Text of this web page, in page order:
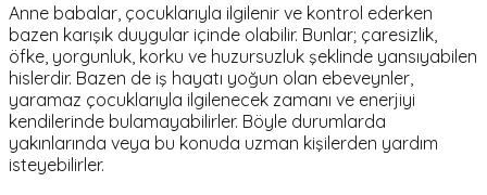
Anne babalar, çocuklarıyla ilgilenir ve kontrol ederken
bazen karışık duygular içinde olabilir. Bunlar; çaresizlik,
öfke, yorgunluk, korku ve huzursuzluk şeklinde yansıyabilen
hislerdir. Bazen de iş hayatı yoğun olan ebeveynler,
yaramaz çocuklarıyla ilgilenecek zamanı ve enerjiyi
kendilerinde bulamayabilirler. Böyle durumlarda
yakınlarında veya bu konuda uzman kişilerden yardım
isteyebilirler.